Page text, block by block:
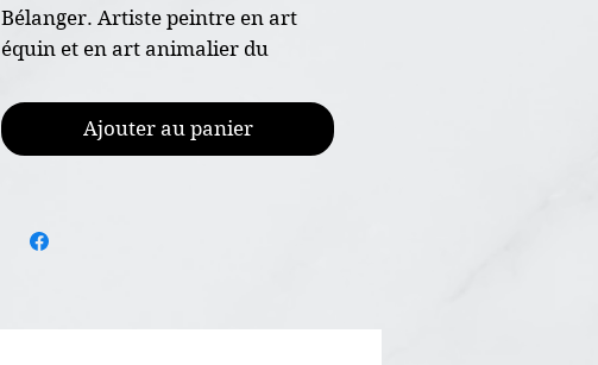
Bélanger. Artiste peintre en art
équin et en art animalier du
* Oeuvre originale peint à la main
calibre, grains fin
Ajouter au panier